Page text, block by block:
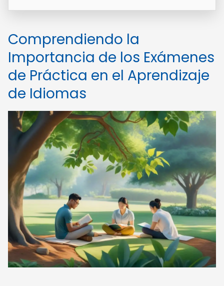
Comprendiendo la
Importancia de los Exámenes
de Práctica en el Aprendizaje
de Idiomas